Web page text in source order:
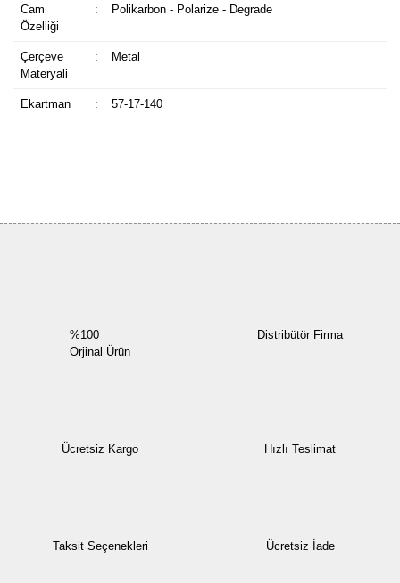
Cam
Özelliği
: Polikarbon - Polarize - Degrade
Çerçeve
Materyali
: Metal
Ekartman : 57-17-140
%100
Orjinal Ürün
Distribütör Firma
Ücretsiz Kargo Hızlı Teslimat
Taksit Seçenekleri Ücretsiz İade